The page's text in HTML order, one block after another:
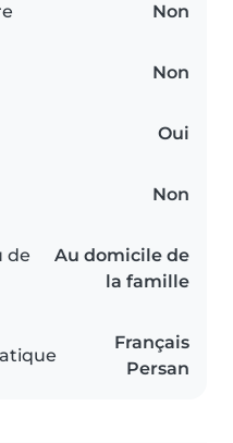
Non
Non
Oui
Non
de
Au domicile de
la famille
Français
Persan